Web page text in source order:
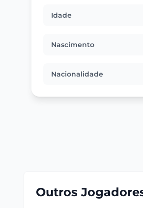
Idade
Nascimento
Nacionalidade
Outros